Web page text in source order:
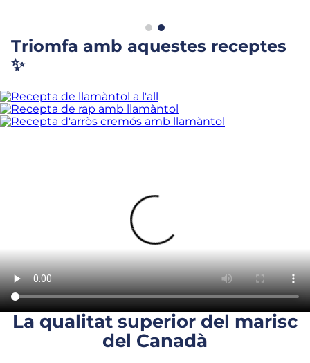
Triomfa amb aquestes receptes
✨
La qualitat superior del marisc
del Canadà